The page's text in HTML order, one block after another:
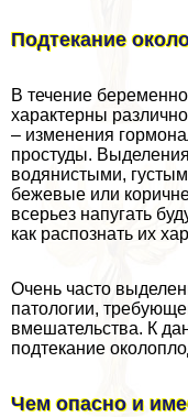
Подтекание
В течение
хаpaктерны
– изменения
простуды.
водянистыми,
бежевые или
всерьез напугать
как распознать их
Очень часто
патологии,
вмешательства. К
подтекание
Чем опасно и